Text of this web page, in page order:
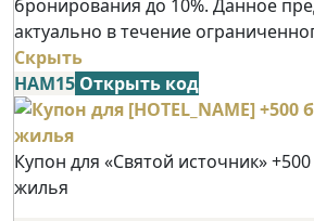
бронирования до 10%. Данное
актуально в течение
Скрыть
НАМ15 Открыть код
Купон для «Святой источник»
жилья